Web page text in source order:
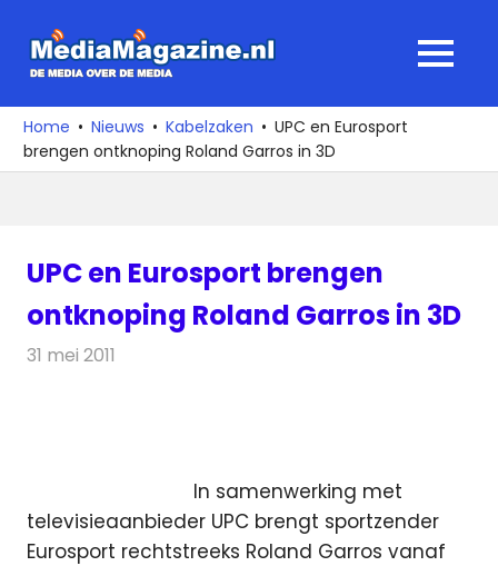
naar
media
over
de
MENU
Home Nieuws Kabelzaken
UPC en Eurosport
brengen ontknoping Roland Garros in 3D
UPC en Eurosport brengen
ontknoping Roland Garros in 3D
31 mei 2011
In samenwerking met
televisieaanbieder UPC brengt sportzender
Eurosport rechtstreeks Roland Garros vanaf